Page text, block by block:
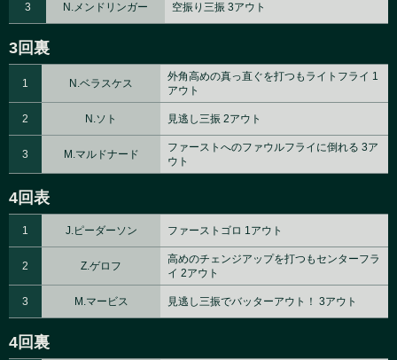
3 N.メンドリンガー 空振り三振 3アウト
3回裏
1 N.ベラスケス
外角高めの真っ直ぐを打つもライトフライ 1
アウト
2 N.ソト 見逃し三振 2アウト
3 M.マルドナード
ファーストへのファウルフライに倒れる 3ア
ウト
4回表
1 J.ピーダーソン ファーストゴロ 1アウト
2 Z.ゲロフ
高めのチェンジアップを打つもセンターフラ
イ 2アウト
3 M.マービス 見逃し三振でバッターアウト！ 3アウト
4回裏